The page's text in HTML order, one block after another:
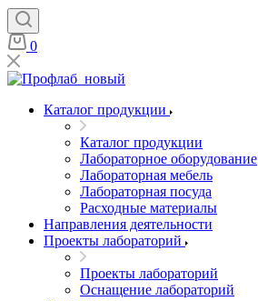
0
Каталог продукции
Каталог продукции
Лабораторное оборудование
Лабораторная мебель
Лабораторная посуда
Расходные материалы
Направления деятельности
Проекты лабораторий
Проекты лабораторий
Оснащение лабораторий